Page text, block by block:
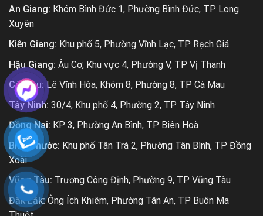
An Giang: Khóm Bình Đức 1, Phường Bình Đức, TP Long
Xuyên
Kiên Giang: Khu phố 5, Phường Vĩnh Lạc, TP Rạch Giá
Hậu Giang: Âu Cơ, Khu vực 4, Phường V, TP Vị Thanh
Cà Mau: Lê Vĩnh Hòa, Khóm 8, Phường 8, TP Cà Mau
Tây Ninh: 30/4, Khu phố 4, Phường 2, TP Tây Ninh
Đồng Nai: KP 3, Phường An Bình, TP Biên Hoà
Bình Phước: Khu phố Tân Trà 2, Phường Tân Bình, TP Đồng
Xoài
Vũng Tàu: Trương Công Định, Phường 9, TP Vũng Tàu
Đắk Lắk:Ông Ích Khiêm, Phường Tân An, TP Buôn Ma